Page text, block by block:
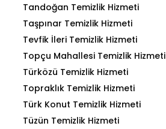
Tandoğan Temizlik Hizmeti
Taşpınar Temizlik Hizmeti
Tevfik İleri Temizlik Hizmeti
Topçu Mahallesi Temizlik Hizmeti
Türközü Temizlik Hizmeti
Topraklık Temizlik Hizmeti
Türk Konut Temizlik Hizmeti
Tüzün Temizlik Hizmeti